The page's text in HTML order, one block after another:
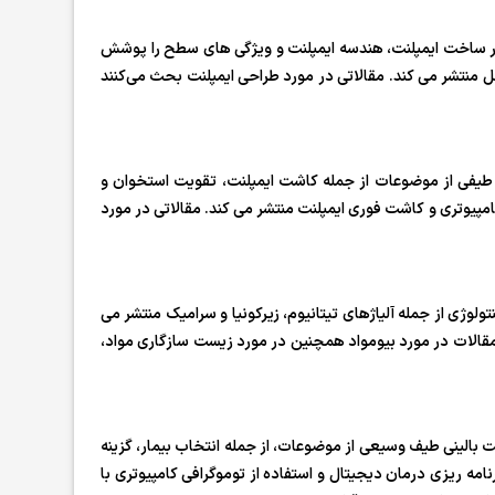
در ساخت ایمپلنت، هندسه ایمپلنت و ویژگی های سطح را پوشش
می کند. مقالاتی در مورد طراحی ایمپلنت بحث می‌کنند
از موضوعات از جمله کاشت ایمپلنت، تقویت استخوان و
و کاشت فوری ایمپلنت منتشر می کند. مقالاتی در مورد
از جمله آلیاژهای تیتانیوم، زیرکونیا و سرامیک منتشر می
در مورد بیومواد همچنین در مورد زیست سازگاری مواد،
طیف وسیعی از موضوعات، از جمله انتخاب بیمار، گزینه
ریزی درمان دیجیتال و استفاده از توموگرافی کامپیوتری با